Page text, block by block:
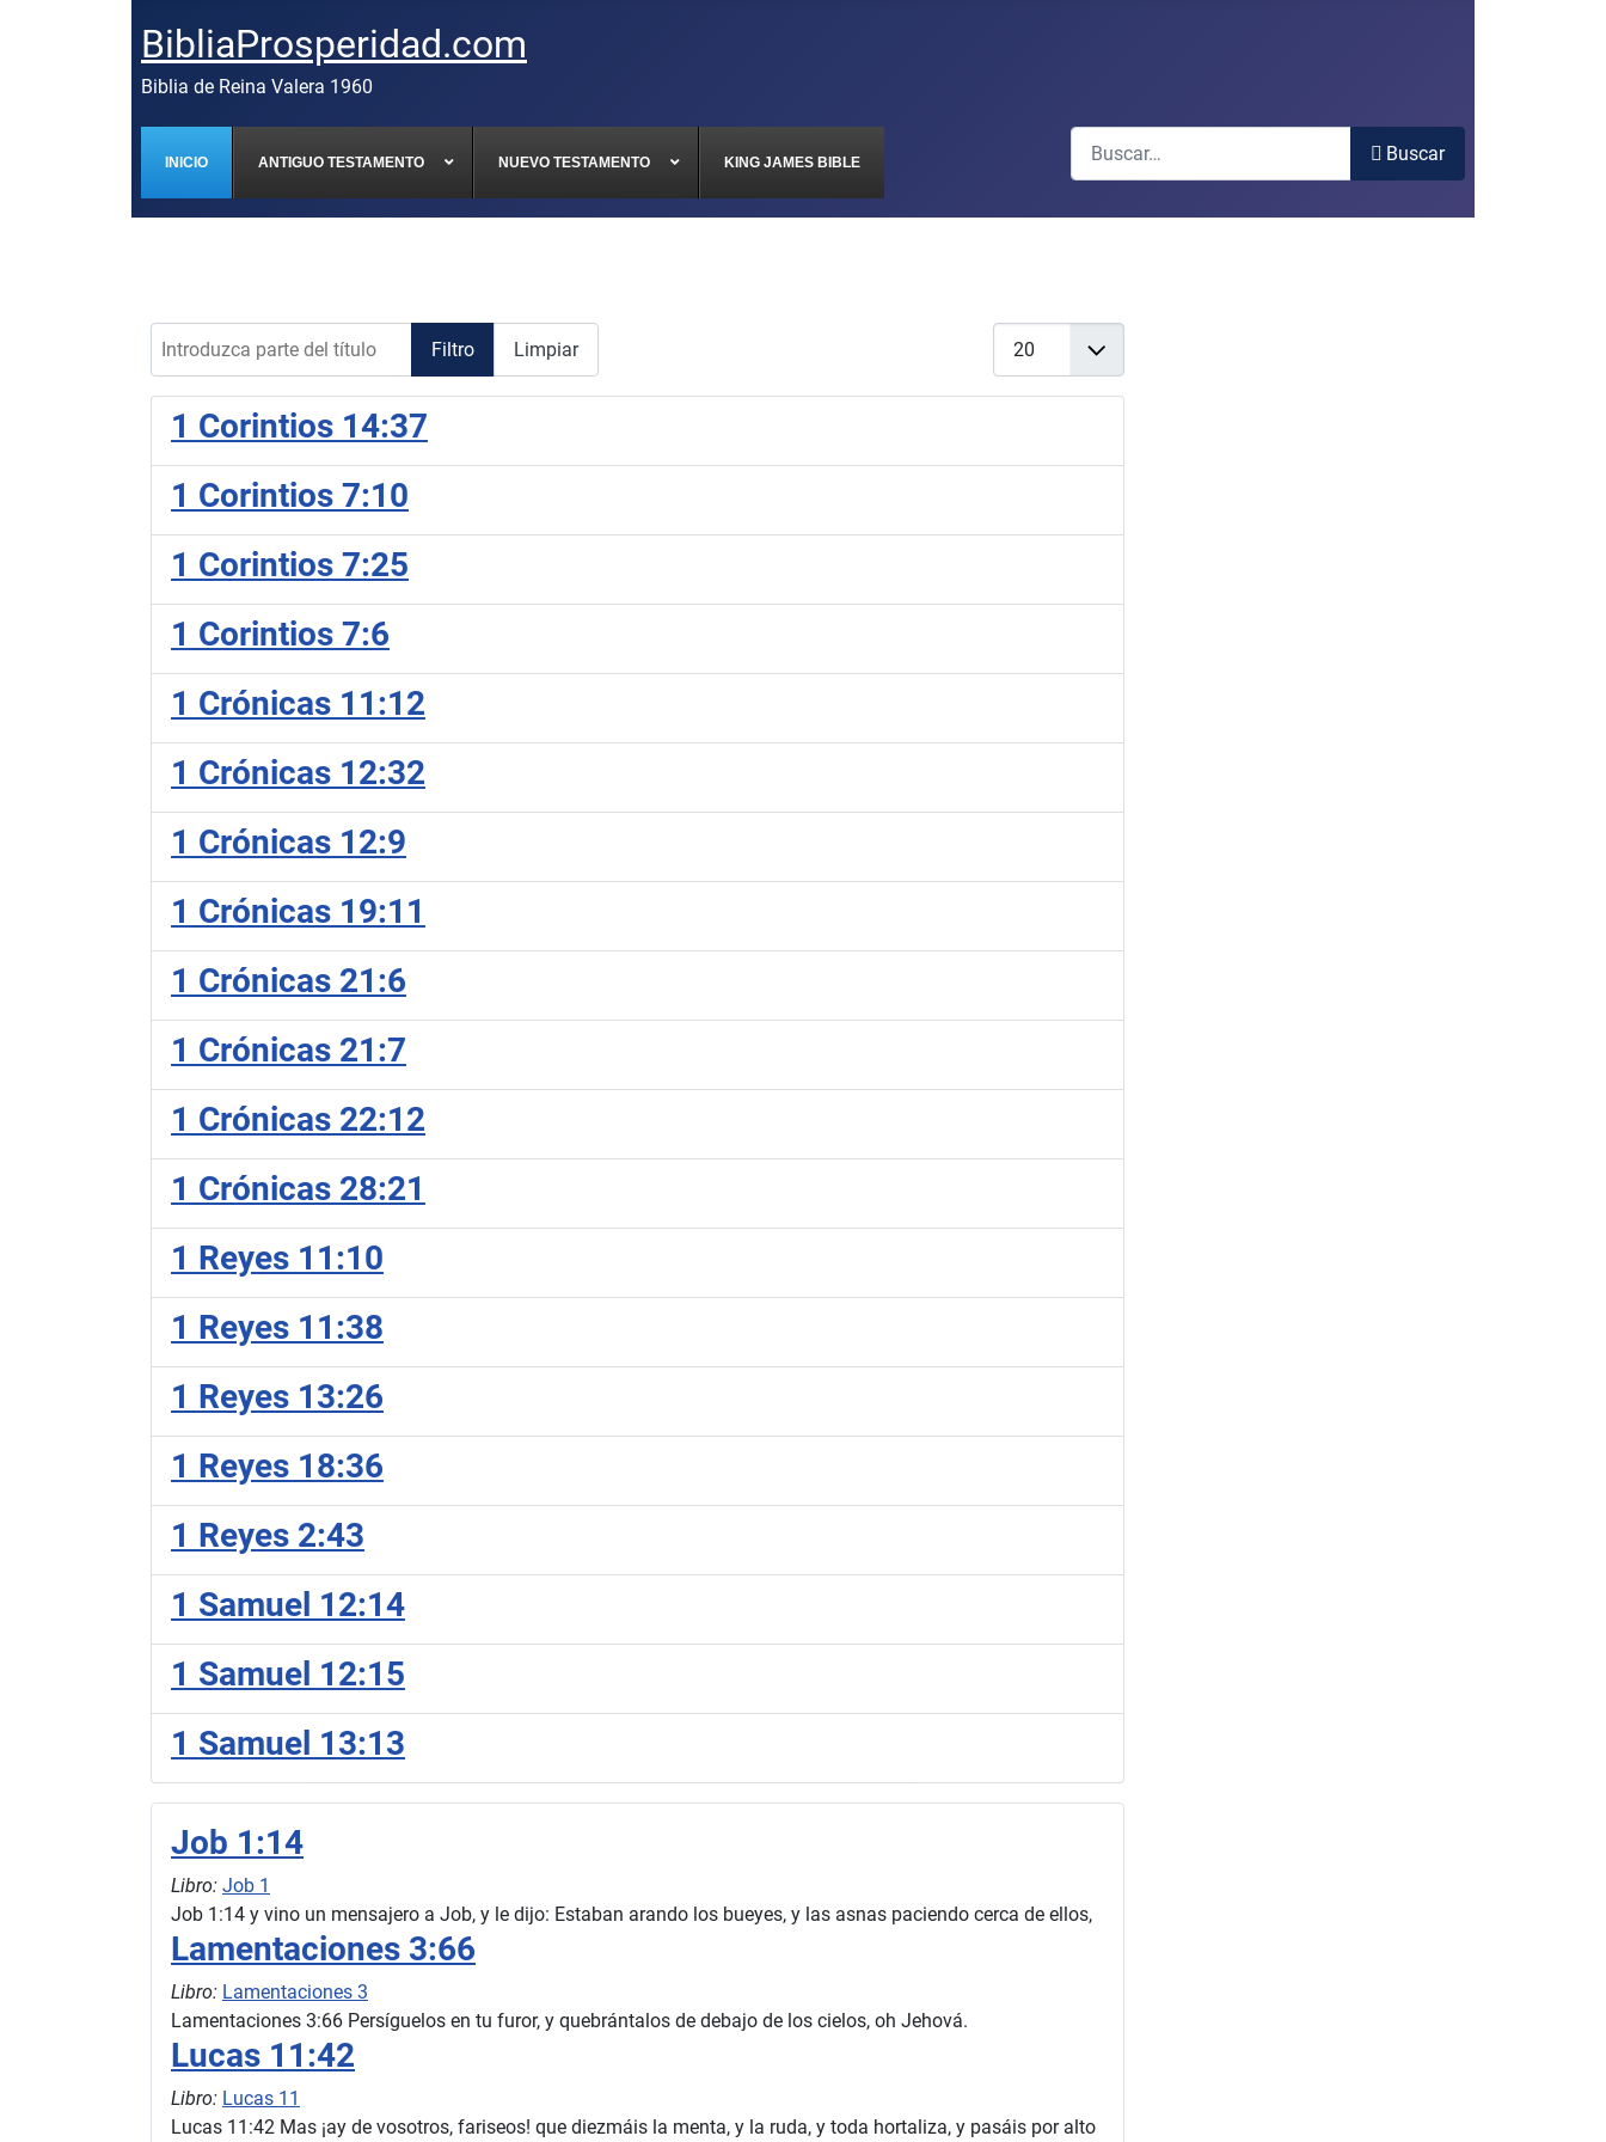
BibliaProsperidad.com
Biblia de Reina Valera 1960
INICIO ANTIGUO TESTAMENTO NUEVO TESTAMENTO KING JAMES BIBLE
Buscar
Buscar
Filtro Limpiar
1 Corintios 14:37
1 Corintios 7:10
1 Corintios 7:25
1 Corintios 7:6
1 Crónicas 11:12
1 Crónicas 12:32
1 Crónicas 12:9
1 Crónicas 19:11
1 Crónicas 21:6
1 Crónicas 21:7
1 Crónicas 22:12
1 Crónicas 28:21
1 Reyes 11:10
1 Reyes 11:38
1 Reyes 13:26
1 Reyes 18:36
1 Reyes 2:43
1 Samuel 12:14
1 Samuel 12:15
1 Samuel 13:13
Job 1:14
Libro: Job 1
Job 1:14 y vino un mensajero a Job, y le dijo: Estaban arando los bueyes, y las asnas paciendo cerca de ellos,
Lamentaciones 3:66
Libro: Lamentaciones 3
Lamentaciones 3:66 Persíguelos en tu furor, y quebrántalos de debajo de los cielos, oh Jehová.
Lucas 11:42
Libro: Lucas 11
Lucas 11:42 Mas ¡ay de vosotros, fariseos! que diezmáis la menta, y la ruda, y toda hortaliza, y pasáis por alto